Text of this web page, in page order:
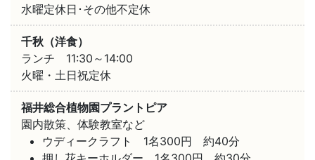
水曜定休日･その他不定休
千秋（洋食）
ランチ 11:30～14:00
火曜・土日祝定休
福井総合植物園プラントピア
園内散策、体験教室など
ウディークラフト 1名300円 約40分